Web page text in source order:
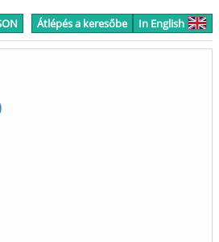
Átlépés a keresőbe In English